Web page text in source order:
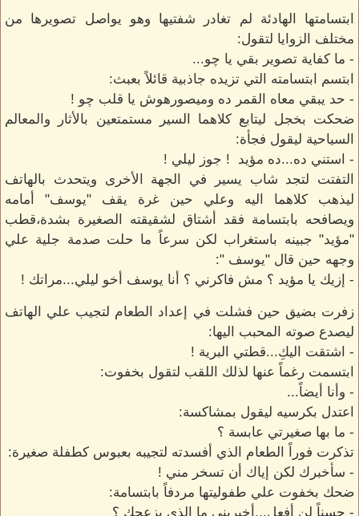
ابتسامتها الهادئة لم تغادر شفتيها وهو يواصل تصويرها من
مختلف الزوايا لتقول:
- ما كفاية تصوير بقي يا چو...
ابتسم ابتسامته التي تزيده جاذبية قائلاً بعبث:
- حد يبقي معاه القمر ده وميصورهوش يا قلب چو !
ضحكت بخجل ليتابع كلاهما السير مستمتعين بالأثار والمعالم
السياحية ليقول فجأة:
- استني ده...ده مؤيد ! جوز ليلي !
التفتت لتجد شاب يسير في الجهة الأخرى ويتحدث بالهاتف
ليذهب كلاهما اليه وعلي حين غرة يقف "يوسف" أمامه
ويصافحه بابتسامة فقد أشتاق لشقيقته الصغيرة بشدة،قطب
"مؤيد" جبينه باستغراب لكن سرعاً ما حلت صدمة جلية علي
وجهه حين قال "يوسف ":
- إزيك يا مؤيد ؟ مش فاكرني ؟ أنا يوسف أخو ليلي...مراتك !
زفرت بضيق حين فشلت في إعداد الطعام لتجيب علي الهاتف
ليصدع صوته المحبب اليها:
- اشتقت اليكِ...قطتي البرية !
ابتسمت رغماً عنها لذلك اللقب لتقول بخفوت:
- وأنا أيضاً...
اعتدل بكرسيه ليقول بمشاكسة:
- ما بها صغيرتي عابسة ؟
تذكرت فوراً الطعام الذي أفسدته لتجيبه بعبوس كطفلة صغيرة:
- سأخبرك لكن إياك أن تسخر مني !
ضحك بخفوت علي طفوليتها مردفاً بابتسامة:
- حسناً لن أفعل...أخبريني ما الذي يزعجك ؟